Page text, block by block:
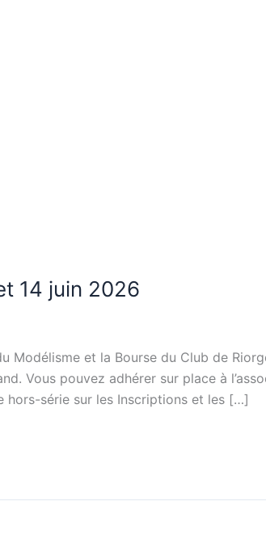
14 juin 2026
Modélisme et la Bourse du Club de
Vous pouvez adhérer sur place à
hors-série sur les Inscriptions et les […]